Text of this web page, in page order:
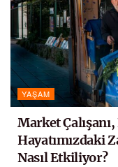
YAŞAM
Market
Hayatımızdaki
Nasıl Etkiliyor?